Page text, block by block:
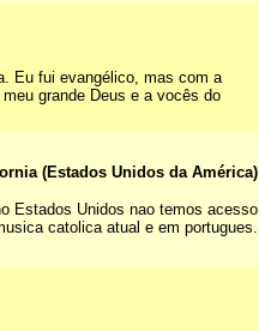
Eu fui evangélico, mas com a
grande Deus e a vocês do
(Estados Unidos da América)
Estados Unidos nao temos acesso
catolica atual e em portugues.